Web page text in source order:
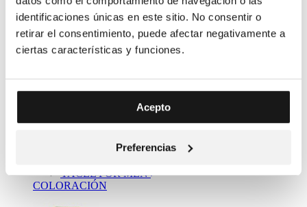
identificaciones únicas en este sitio. No consentir o
retirar el consentimiento, puede afectar negativamente a
ciertas características y funciones.
Acepto
Preferencias
11,20 €
NATURTINT
YACEL FOR MEN
COLORACIÓN